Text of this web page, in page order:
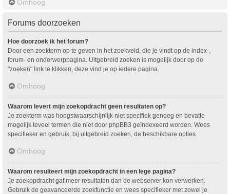
Omhoog
Forums doorzoeken
Hoe doorzoek ik het forum?
Door een zoekterm op te geven in het zoekveld, die je vindt op de index-,
forum- en onderwerppagina. Uitgebreid zoeken is mogelijk door op de
"zoeken" link te klikken, deze vind je op iedere pagina.
Omhoog
Waarom levert mijn zoekopdracht geen resultaten op?
Je zoekterm was hoogstwaarschijnlijk niet specifiek genoeg en bevatte
mogelijk teveel termen die niet door phpBB3 geïndexeerd worden. Wees
specifieker en gebruik, bij uitgebreid zoeken, de beschikbare opties.
Omhoog
Waarom resulteert mijn zoekopdracht in een lege pagina?
Je zoekopdracht gaf meer resultaten dan de webserver kon verwerken.
Gebruik de geavanceerde zoekfunctie en wees specifieker met zowel je